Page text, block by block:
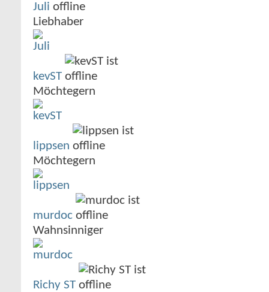
Juli
Liebhaber
kevST
Möchtegern
lippsen
Möchtegern
murdoc
Wahnsinniger
Richy ST